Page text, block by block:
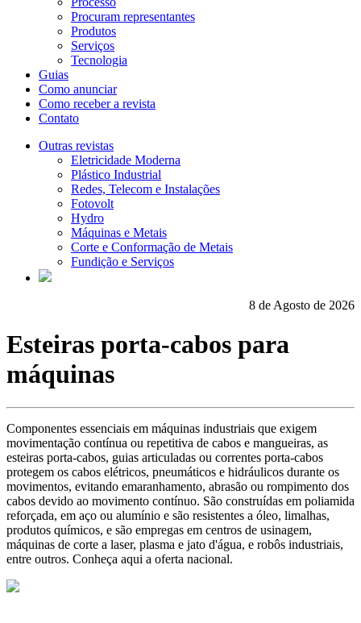
Procuram representantes
Produtos
Serviços
Tecnologia
Guias
Como anunciar
Como receber a revista
Contato
Outras revistas
Eletricidade Moderna
Plástico Industrial
Redes, Telecom e Instalações
Fotovolt
Hydro
Máquinas e Metais
Corte e Conformação de Metais
Fundição e Serviços
8 de Agosto de 2026
Esteiras porta-cabos para
máquinas
Componentes essenciais em máquinas industriais que exigem
movimentação contínua ou repetitiva de cabos e mangueiras, as
esteiras porta-cabos, guias articuladas ou correntes porta-cabos
protegem os cabos elétricos, pneumáticos e hidráulicos durante os
movimentos, evitando emaranhamento, abrasão ou rompimento dos
cabos devido ao movimento contínuo. São construídas em poliamida
reforçada, em aço ou alumínio e são resistentes a óleo, limalhas,
produtos químicos, e são empregas em centros de usinagem,
máquinas de corte a laser, plasma e jato d'água, e robôs industriais,
entre outros. Conheça aqui a oferta nacional.